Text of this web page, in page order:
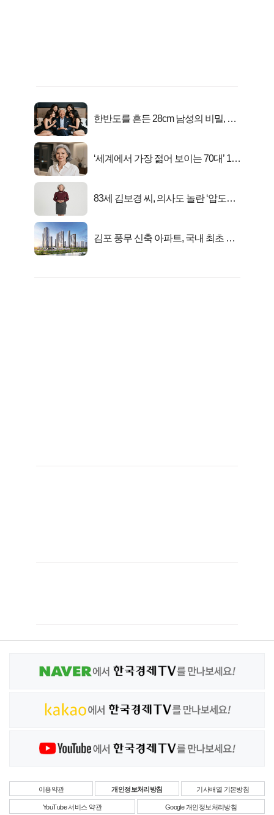
한반도를 흔든 28cm 남성의 비밀, 매
‘세계에서 가장 젊어 보이는 70대’ 1위
83세 김보경 씨, 의사도 놀란 ‘압도적
김포 풍무 신축 아파트, 국내 최초 반
이용약관 개인정보처리방침 기사배열 기본방침
YouTube 서비스 약관 Google 개인정보처리방침